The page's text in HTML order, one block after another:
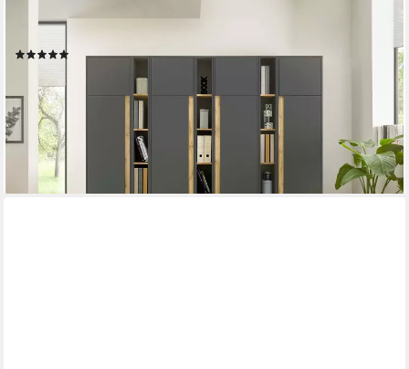
HOME AFFAIRE
-40%
lieferbar in 6 Wochen